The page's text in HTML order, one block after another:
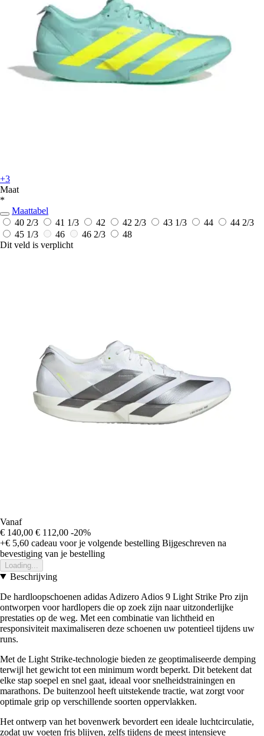
+3
Maat
*
Maattabel
40 2/3
41 1/3 42 42 2/3 43 1/3 44
44 2/3
45 1/3
46 46 2/3
48
Dit veld is verplicht
Vanaf
€ 140,00 € 112,00 -20%
+€ 5,60 cadeau voor je volgende bestelling Bijgeschreven na
bevestiging van je bestelling
Loading...
Beschrijving
De hardloopschoenen adidas Adizero Adios 9 Light Strike Pro zijn
ontworpen voor hardlopers die op zoek zijn naar uitzonderlijke
prestaties op de weg. Met een combinatie van lichtheid en
responsiviteit maximaliseren deze schoenen uw potentieel tijdens uw
runs.
Met de Light Strike-technologie bieden ze geoptimaliseerde demping
terwijl het gewicht tot een minimum wordt beperkt. Dit betekent dat
elke stap soepel en snel gaat, ideaal voor snelheidstrainingen en
marathons. De buitenzool heeft uitstekende tractie, wat zorgt voor
optimale grip op verschillende soorten oppervlakken.
Het ontwerp van het bovenwerk bevordert een ideale luchtcirculatie,
zodat uw voeten fris blijven, zelfs tijdens de meest intensieve